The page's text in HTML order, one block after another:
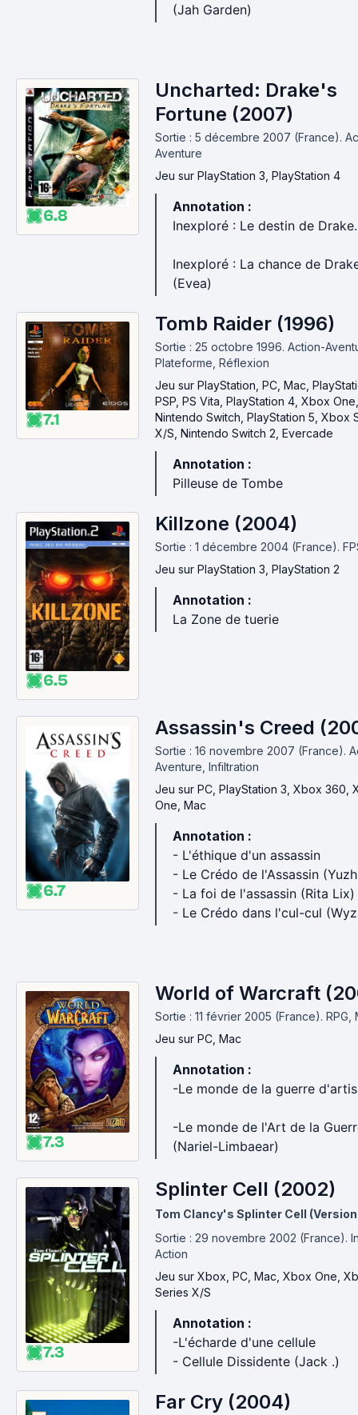
(Jah Garden)
6.8
Uncharted: Drake's
Fortune (2007)
Sortie : 5 décembre 2007 (France).
Aventure
Jeu sur PlayStation 3, PlayStation 4
Annotation :
Inexploré : Le destin de Drake.
Inexploré : La chance de
(Evea)
7.1
Tomb Raider (1996)
Sortie : 25 octobre 1996. Action-
Plateforme, Réflexion
Jeu sur PlayStation, PC, Mac,
PSP, PS Vita, PlayStation 4, Xbox One,
Nintendo Switch, PlayStation 5, Xbox
X/S, Nintendo Switch 2, Evercade
Annotation :
Pilleuse de Tombe
6.5
Killzone (2004)
Sortie : 1 décembre 2004 (France).
Jeu sur PlayStation 3, PlayStation 2
Annotation :
La Zone de tuerie
6.7
Assassin's Creed
Sortie : 16 novembre 2007 (France).
Aventure, Infiltration
Jeu sur PC, PlayStation 3, Xbox 360,
One, Mac
Annotation :
- L'éthique d'un assassin
- Le Crédo de l'Assassin
- La foi de l'assassin (Rita Lix)
- Le Crédo dans l'cul-cul
7.3
World of Warcraft
Sortie : 11 février 2005 (France). RPG,
Jeu sur PC, Mac
Annotation :
-Le monde de la guerre
-Le monde de l'Art de la
(Nariel-Limbaear)
7.3
Splinter Cell (2002)
Tom Clancy's Splinter Cell (Version
Sortie : 29 novembre 2002 (France).
Action
Jeu sur Xbox, PC, Mac, Xbox One,
Series X/S
Annotation :
-L'écharde d'une cellule
- Cellule Dissidente (Jack .)
Far Cry (2004)